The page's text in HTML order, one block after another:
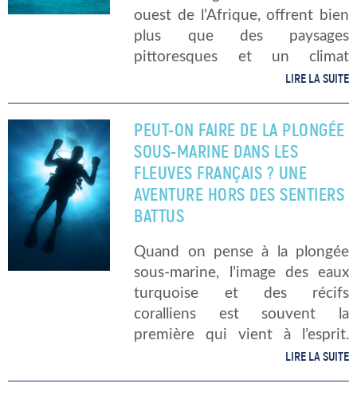
ouest de l’Afrique, offrent bien
plus que des paysages
pittoresques et un climat
tropical agréable. Pour les
ces îles sont un véritable
paradis. Avec des […]
LIRE LA SUITE
PEUT-ON FAIRE DE LA PLONGÉE
SOUS-MARINE DANS LES
FLEUVES FRANÇAIS ? UNE
AVENTURE HORS DES SENTIERS
BATTUS
Quand on pense à la plongée
sous-marine, l’image des eaux
turquoise et des récifs
coralliens est souvent la
première qui vient à l’esprit.
Cependant, pour les aventuriers
LIRE LA SUITE